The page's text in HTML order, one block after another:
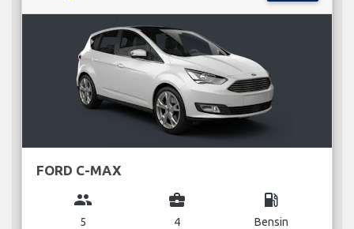
FORD C-MAX
group
5
business_center
4
local_gas_station
Bensin